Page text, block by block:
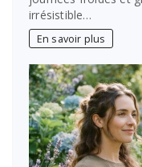
irrésistible…
En savoir plus